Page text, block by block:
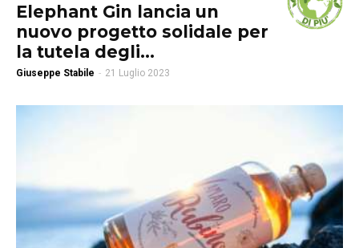
Elephant Gin lancia un
nuovo progetto solidale per
la tutela degli...
Giuseppe Stabile - 21 Luglio 2023